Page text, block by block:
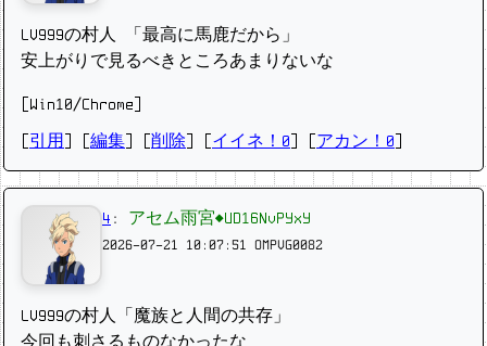
LV999の村人 「最高に馬鹿だから」
安上がりで見るべきところあまりないな
[Win10/Chrome]
引用 編集 削除 イイネ！0 アカン！0
4 : アセム雨宮◆UD16NvPYxY
2026-07-21 10:07:51 OMPVG0082
LV999の村人「魔族と人間の共存」
今回も刺さるものなかったな